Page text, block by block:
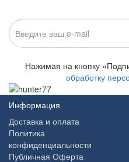
Нажимая на кнопку
обработку
Информация
Доставка и оплата
Политика
конфиденциальности
Публичная Оферта